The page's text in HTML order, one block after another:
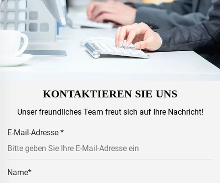
KONTAKTIEREN SIE UNS
Unser freundliches Team freut sich auf Ihre Nachricht!
E-Mail-Adresse *
Name*